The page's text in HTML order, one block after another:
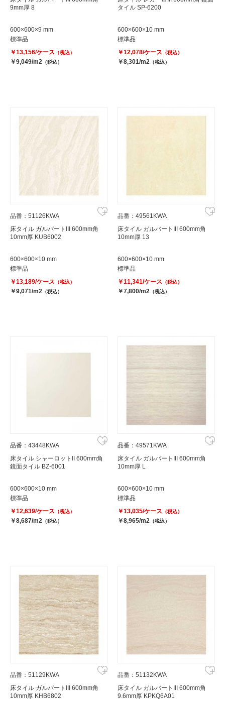
9mm厚 8
600×600×9 mm
標準品
￥13,156/ケース （税込）
￥9,049/m2 （税込）
タイル SP-6200
600×600×10 mm
標準品
￥12,078/ケース （税込）
￥8,301/m2 （税込）
品番：51126KWA
床タイル ガルバートIII 600mm角
10mm厚 KUB6002
600×600×10 mm
標準品
￥13,189/ケース （税込）
￥9,071/m2 （税込）
品番：49561KWA
床タイル ガルバートIII 600mm角
10mm厚 13
600×600×10 mm
標準品
￥11,341/ケース （税込）
￥7,800/m2 （税込）
品番：43448KWA
床タイル シャーロットII 600mm角
鏡面タイル BZ-6001
600×600×10 mm
標準品
￥12,639/ケース （税込）
￥8,687/m2 （税込）
品番：49571KWA
床タイル ガルバートIII 600mm角
10mm厚 L
600×600×10 mm
標準品
￥13,035/ケース （税込）
￥8,965/m2 （税込）
品番：51129KWA
床タイル ガルバートIII 600mm角
10mm厚 KHB6802
品番：51132KWA
床タイル ガルバートIII 600mm角
9.6mm厚 KPKQ6A01